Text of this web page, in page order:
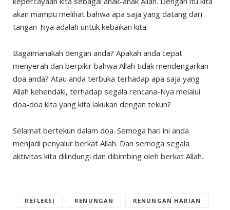
akan mampu melihat bahwa apa saja yang datang dari
tangan-Nya adalah untuk kebaikan kita.
Bagaimanakah dengan anda? Apakah anda cepat
menyerah dan berpikir bahwa Allah tidak mendengarkan
doa anda? Atau anda terbuka terhadap apa saja yang
Allah kehendaki, terhadap segala rencana-Nya melalui
doa-doa kita yang kita lakukan dengan tekun?
Selamat bertekun dalam doa. Semoga hari ini anda
menjadi penyalur berkat Allah. Dan semoga segala
aktivitas kita dilindungi dan dibimbing oleh berkat Allah.
REFLEKSI RENUNGAN RENUNGAN HARIAN